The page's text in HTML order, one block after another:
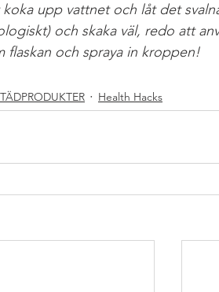
upp vattnet och låt det
och skaka väl, redo att
flaskan och spraya in kroppen!
Health Hacks